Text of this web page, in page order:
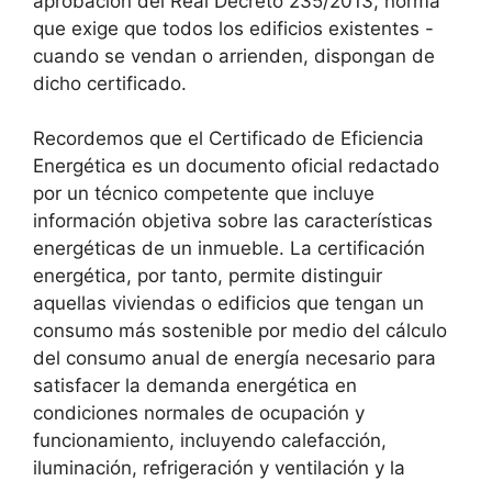
que exige que todos los edificios existentes -
cuando se vendan o arrienden, dispongan de
dicho certificado.
Recordemos que el Certificado de Eficiencia
Energética es un documento oficial redactado
por un técnico competente que incluye
información objetiva sobre las características
energéticas de un inmueble. La certificación
energética, por tanto, permite distinguir
aquellas viviendas o edificios que tengan un
consumo más sostenible por medio del cálculo
del consumo anual de energía necesario para
satisfacer la demanda energética en
condiciones normales de ocupación y
funcionamiento, incluyendo calefacción,
iluminación, refrigeración y ventilación y la